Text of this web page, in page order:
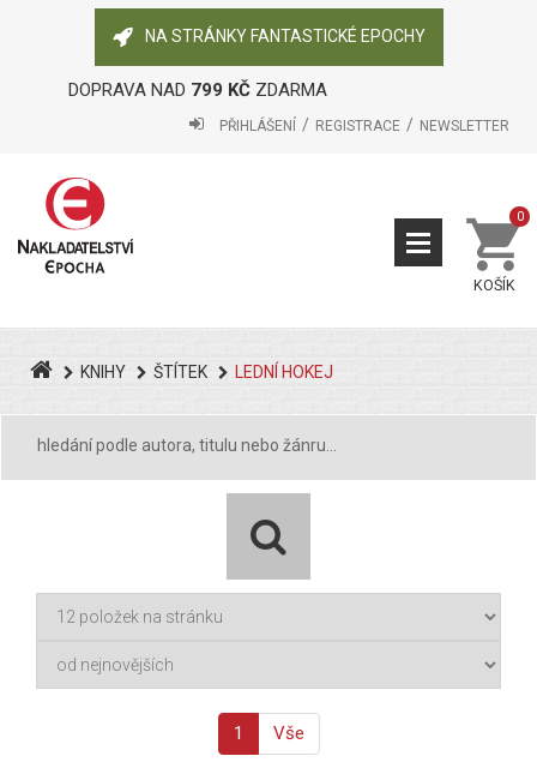
NA STRÁNKY FANTASTICKÉ EPOCHY
DOPRAVA NAD 799 KČZDARMA
PŘIHLÁŠENÍ REGISTRACE NEWSLETTER
KOŠÍK
0
KNIHY ŠTÍTEK LEDNÍ HOKEJ
1 Vše